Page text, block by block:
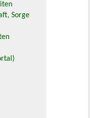
Sorge